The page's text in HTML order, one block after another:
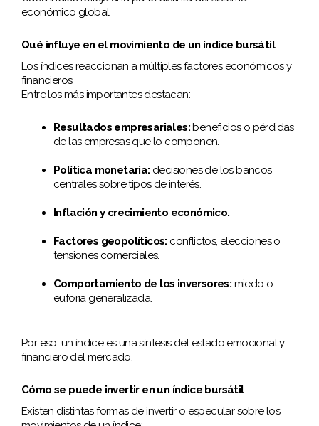
económico global.
Qué influye en el movimiento de un índice bursátil
Los índices reaccionan a múltiples factores económicos y
financieros.
Entre los más importantes destacan:
Resultados empresariales:beneficios o pérdidas
de las empresas que lo componen.
Política monetaria: decisiones de los bancos
centrales sobre tipos de interés.
Inflación y crecimiento económico.
Factores geopolíticos: conflictos, elecciones o
tensiones comerciales.
Comportamiento de los inversores: miedo o
euforia generalizada.
Por eso, un índice es una síntesis del estado emocional y
financiero del mercado.
Cómo se puede invertir en un índice bursátil
Existen distintas formas de invertir o especular sobre los